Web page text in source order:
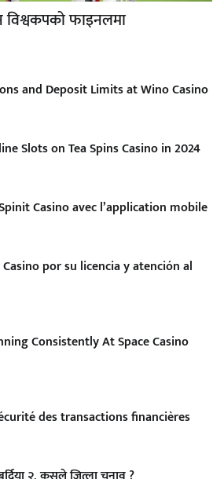
विश्वकपको फाइनलमा
and Deposit Limits at Wino Casino
Slots on Tea Spins Casino in 2024
Casino avec l’application mobile
por su licencia y atención al
Consistently At Space Casino
des transactions financières